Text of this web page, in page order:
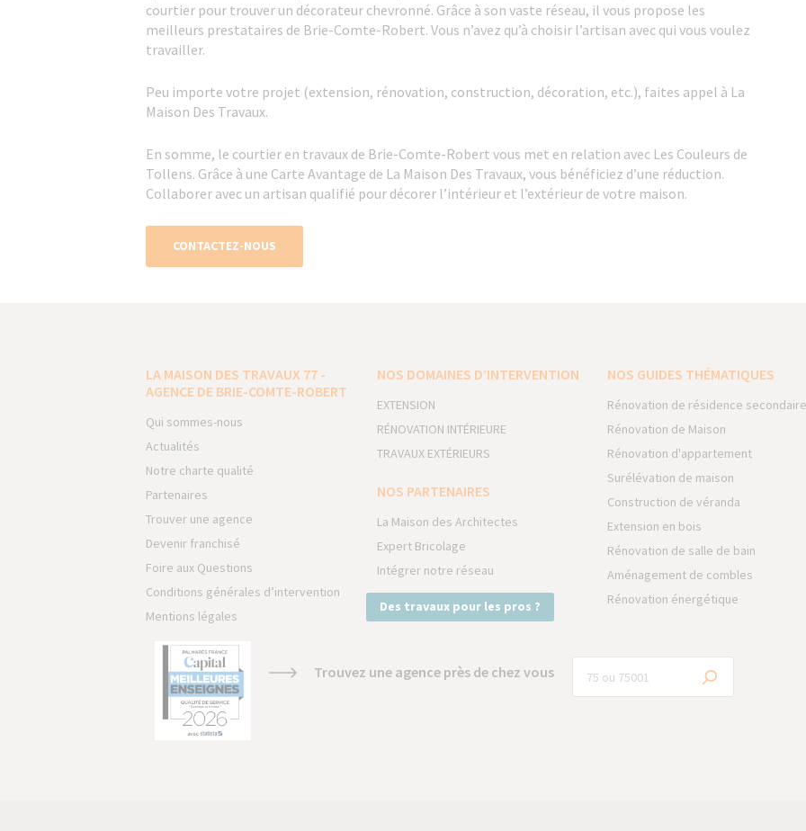
courtier pour trouver un décorateur chevronné. Grâce à son vaste réseau, il vous propose les
meilleurs prestataires de Brie-Comte-Robert. Vous n’avez qu’à choisir l’artisan avec qui vous voulez
travailler.
Peu importe votre projet (extension, rénovation, construction, décoration, etc.), faites appel à La
Maison Des Travaux.
En somme, le courtier en travaux de Brie-Comte-Robert vous met en relation avec Les Couleurs de
Tollens. Grâce à une Carte Avantage de La Maison Des Travaux, vous bénéficiez d’une réduction.
Collaborer avec un artisan qualifié pour décorer l’intérieur et l’extérieur de votre maison.
CONTACTEZ-NOUS
LA MAISON DES TRAVAUX 77 -
AGENCE DE BRIE-COMTE-ROBERT
Qui sommes-nous
Actualités
Notre charte qualité
Partenaires
Trouver une agence
Devenir franchisé
Foire aux Questions
Conditions générales d’intervention
Mentions légales
NOS DOMAINES D’INTERVENTION
EXTENSION
RÉNOVATION INTÉRIEURE
TRAVAUX EXTÉRIEURS
NOS PARTENAIRES
La Maison des Architectes
Expert Bricolage
Intégrer notre réseau
Des travaux pour les pros ?
NOS GUIDES THÉMATIQUES
Rénovation de résidence secondaire
Rénovation de Maison
Rénovation d'appartement
Surélévation de maison
Construction de véranda
Extension en bois
Rénovation de salle de bain
Aménagement de combles
Rénovation énergétique
Trouvez une agence près de chez vous